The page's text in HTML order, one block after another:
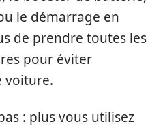
le démarrage en
de prendre toutes les
pour éviter
voiture.
: plus vous utilisez